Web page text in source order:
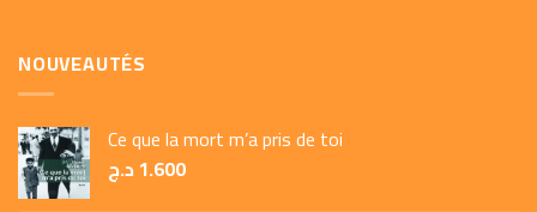
NOUVEAUTÉS
Ce que la mort m’a pris de toi
1.600د.ج